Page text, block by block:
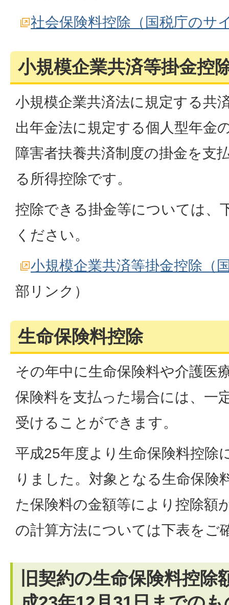
社会保険料控除（国税庁のサ
小規模企業共済等掛金控
小規模企業共済法に規定する共
出年金法に規定する個人型年金
障害者扶養共済制度の掛金を支
る所得控除です。
控除できる掛金等については、
ください。
小規模企業共済等掛金控除（
部リンク）
生命保険料控除
その年中に生命保険料や介護医
保険料を支払った場合には、一
受けることができます。
平成25年度より生命保険料控除
りました。対象となる生命保険
た保険料の金額等により控除額
の計算方法については下表をご
旧契約の生命保険料控除